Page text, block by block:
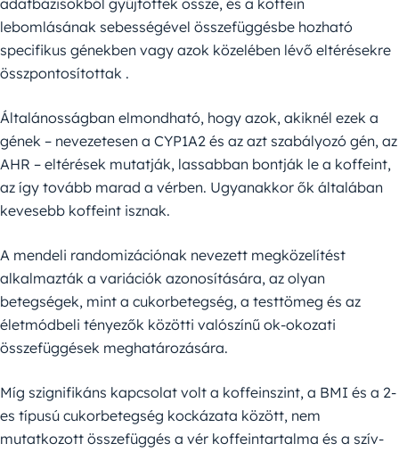
adatbázisokból gyűjtöttek össze, és a koffein
lebomlásának sebességével összefüggésbe hozható
specifikus génekben vagy azok közelében lévő eltérésekre
összpontosítottak .
Általánosságban elmondható, hogy azok, akiknél ezek a
gének – nevezetesen a CYP1A2 és az azt szabályozó gén, az
AHR – eltérések mutatják, lassabban bontják le a koffeint,
az így tovább marad a vérben. Ugyanakkor ők általában
kevesebb koffeint isznak.
A mendeli randomizációnak nevezett megközelítést
alkalmazták a variációk azonosítására, az olyan
betegségek, mint a cukorbetegség, a testtömeg és az
életmódbeli tényezők közötti valószínű ok-okozati
összefüggések meghatározására.
Míg szignifikáns kapcsolat volt a koffeinszint, a BMI és a 2-
es típusú cukorbetegség kockázata között, nem
mutatkozott összefüggés a vér koffeintartalma és a szív-